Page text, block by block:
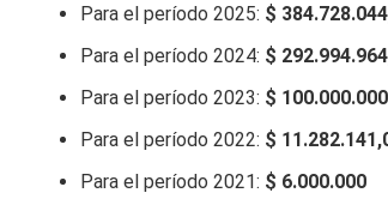
Para el período 2025: $
Para el período 2024: $
Para el período 2023: $ 100.000.000
Para el período 2022: $
Para el período 2021: $ 6.000.000